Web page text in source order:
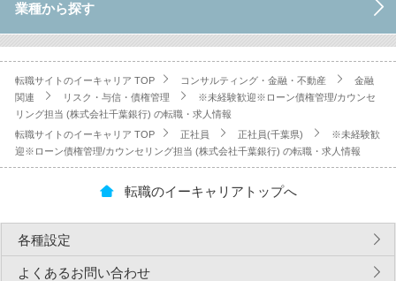
業種から探す
転職サイトのイーキャリア TOP コンサルティング・金融・不動産
金融
関連
リスク・与信・債権管理
※未経験歓迎※ローン債権管理/カウンセ
リング担当 (株式会社千葉銀行) の転職・求人情報
転職サイトのイーキャリア TOP
正社員 正社員(千葉県)
※未経験歓
迎※ローン債権管理/カウンセリング担当 (株式会社千葉銀行) の転職・求人情報
転職のイーキャリアトップへ
各種設定
よくあるお問い合わせ